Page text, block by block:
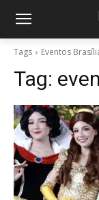
Tags Eventos
Tag: